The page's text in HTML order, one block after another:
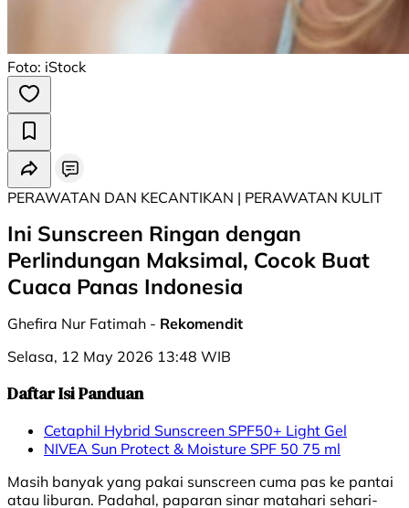
Foto: iStock
PERAWATAN DAN KECANTIKAN | PERAWATAN KULIT
Ini Sunscreen Ringan dengan
Perlindungan Maksimal, Cocok Buat
Cuaca Panas Indonesia
Ghefira Nur Fatimah - Rekomendit
Selasa, 12 May 2026 13:48 WIB
Daftar Isi Panduan
Cetaphil Hybrid Sunscreen SPF50+ Light Gel
NIVEA Sun Protect & Moisture SPF 50 75 ml
Masih banyak yang pakai sunscreen cuma pas ke pantai
atau liburan. Padahal, paparan sinar matahari sehari-